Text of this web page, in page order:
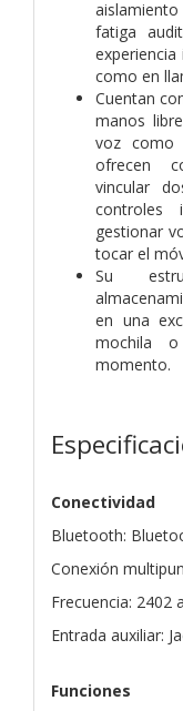
fatiga
como en
Cuentan
manos
voz como
ofrecen
vincular
controles
gestionar
tocar el
Su
en una
mochila
momento.
Conectividad
Bluetooth:
Conexión
Frecuencia: 2402
Entrada auxiliar:
Funciones